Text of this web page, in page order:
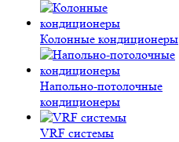
Колонные кондиционеры
Напольно-потолочные
кондиционеры
VRF системы